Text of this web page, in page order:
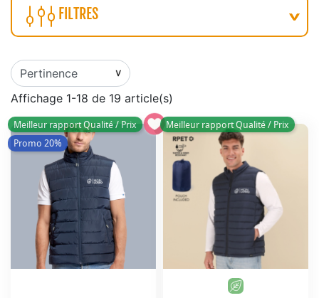
FILTRES
Affichage 1-18 de 19 article(s)
Meilleur rapport Qualité / Prix
Promo 20%
Meilleur rapport Qualité / Prix